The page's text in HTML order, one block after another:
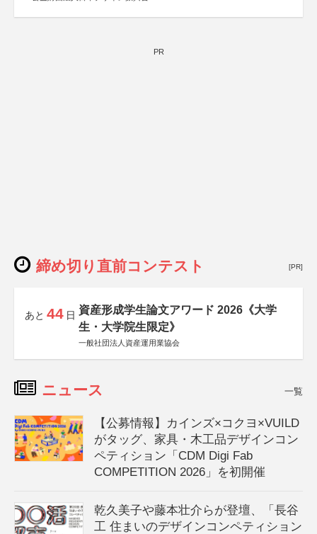
PR
締め切り直前コンテスト [PR]
あと 44 日 資産形成学生論文アワード 2026《大学
生・大学院生限定》
一般社団法人資産運用業協会
ニュース 一覧
【公募情報】カインズ×コクヨ×VUILD
がタッグ、家具・木工品デザインコン
ペティション「CDM Digi Fab
COMPETITION 2026」を初開催
乾久美子や藤本壮介らが登壇、「長谷
工 住まいのデザインコンペティション